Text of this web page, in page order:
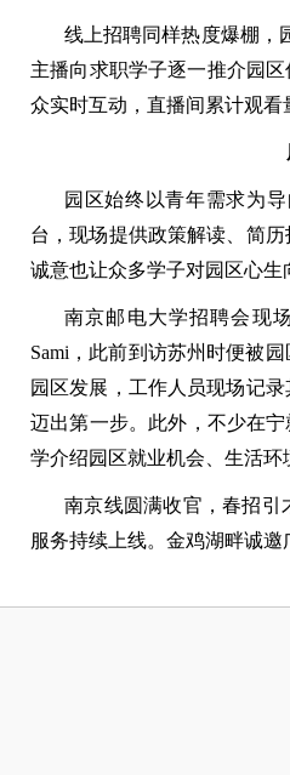
线上招聘同样热度爆棚，
主播向求职学子逐一推介园
众实时互动，直播间累计观看
园区始终以青年需求为
台，现场提供政策解读、简
诚意也让众多学子对园区心生
南京邮电大学招聘会现
Sami，此前到访苏州时便被
园区发展，工作人员现场记
迈出第一步。 此外，不少在
学介绍园区就业机会、生活环
南京线圆满收官，春招引
服务持续上线。金鸡湖畔诚邀